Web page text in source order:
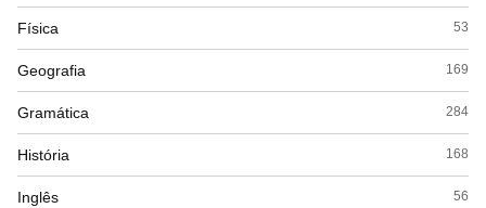
Física 53
Geografia 169
Gramática 284
História 168
Inglês 56